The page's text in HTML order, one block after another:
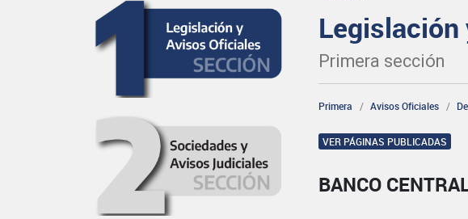
Primera sección
Primera Avisos Oficiales
VER PÁGINAS PUBLICADAS
BANCO